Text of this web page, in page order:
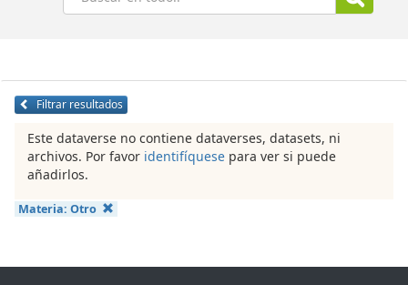
Filtrar resultados
Este dataverse no contiene dataverses, datasets, ni
archivos. Por favor identifíquese para ver si puede
añadirlos.
Materia: Otro